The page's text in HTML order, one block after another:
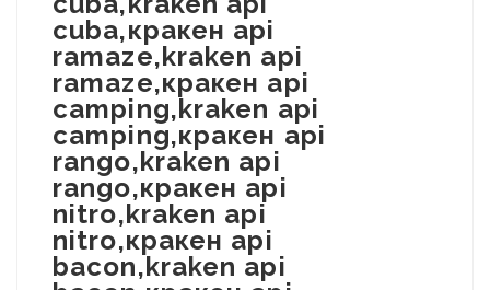
cuba,кракен api
ramaze,kraken api
ramaze,кракен api
camping,kraken api
camping,кракен api
rango,kraken api
rango,кракен api
nitro,kraken api
nitro,кракен api
bacon,kraken api